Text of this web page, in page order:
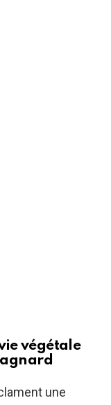
végétale
une